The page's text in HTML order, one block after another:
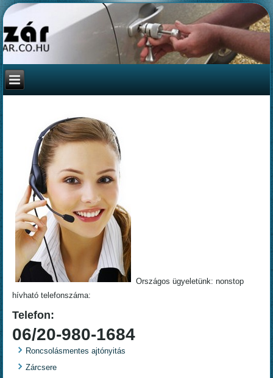
Országos ügyeletünk: nonstop
hívható telefonszáma:
Telefon:
06/20-980-1684
Roncsolásmentes ajtónyitás
Zárcsere